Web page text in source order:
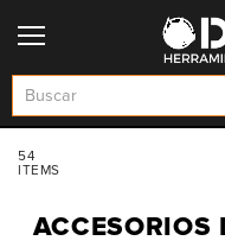
ACCESORIOS
54
ITEMS